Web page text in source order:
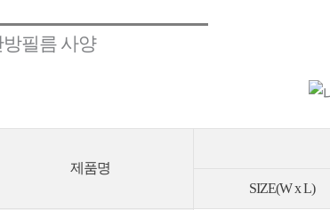
필름 사양
제품명
SIZE(W x L)